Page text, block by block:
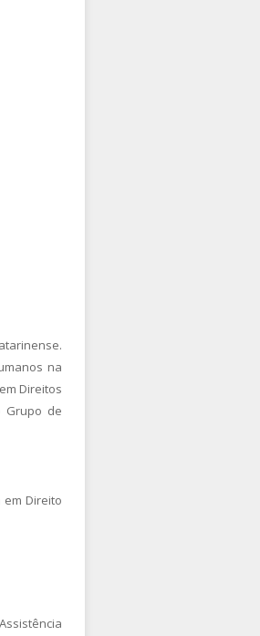
na
Direitos
Grupo de
em Direito